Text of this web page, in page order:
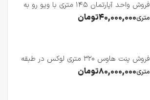
فروش واحد آپارتمان ۱۴۵ متری با ویو رو به
دریا در فریدونکنار
متری۴۰,۰۰۰,۰۰۰تومان
فروش پنت هاوس ۳۲۰ متری لوکس در طبقه
چهاردهم فریدونکنار
متری۸۰,۰۰۰,۰۰۰تومان